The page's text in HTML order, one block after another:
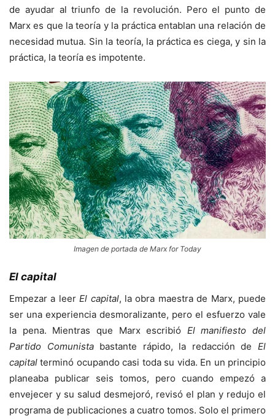
de ayudar al triunfo de la revolución. Pero el punto de
Marx es que la teoría y la práctica entablan una relación de
necesidad mutua. Sin la teoría, la práctica es ciega, y sin la
práctica, la teoría es impotente.
Imagen de portada de Marx for Today
El capital
Empezar a leerEl capital, la obra maestra de Marx, puede
ser una experiencia desmoralizante, pero el esfuerzo vale
la pena. Mientras que Marx escribió El manifiesto del
Partido Comunista bastante rápido, la redacción deEl
capitalterminó ocupando casi toda su vida. En un principio
planeaba publicar seis tomos, pero cuando empezó a
envejecer y su salud desmejoró, revisó el plan y redujo el
programa de publicaciones a cuatro tomos. Solo el primero